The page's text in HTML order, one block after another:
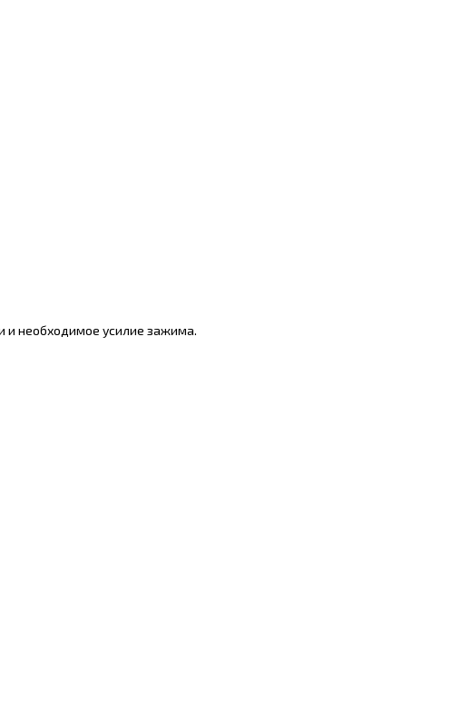
и необходимое усилие зажима.